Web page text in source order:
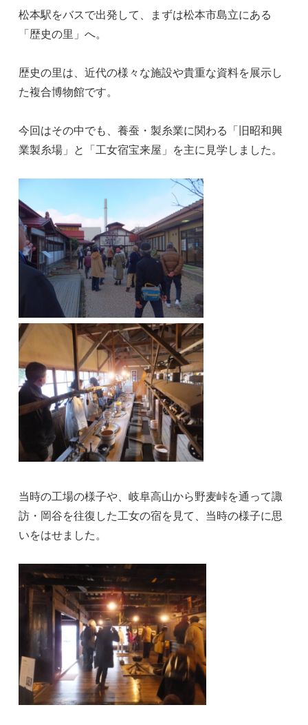
松本駅をバスで出発して、まずは松本市島立にある
「歴史の里」へ。
歴史の里は、近代の様々な施設や貴重な資料を展示し
た複合博物館です。
今回はその中でも、養蚕・製糸業に関わる「旧昭和興
業製糸場」と「工女宿宝来屋」を主に見学しました。
当時の工場の様子や、岐阜高山から野麦峠を通って諏
訪・岡谷を往復した工女の宿を見て、当時の様子に思
いをはせました。